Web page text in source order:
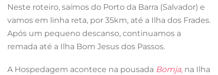
Neste roteiro, saímos do Porto da Barra (Salvador) e
vamos em linha reta, por 35km, até a Ilha dos Frades.
Após um pequeno descanso, continuamos a
remada até a Ilha Bom Jesus dos Passos.
A Hospedagem acontece na pousada Bomja, na Ilha